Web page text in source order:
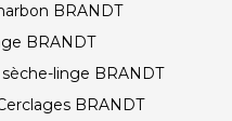
BRANDT
BRANDT
linge BRANDT
BRANDT